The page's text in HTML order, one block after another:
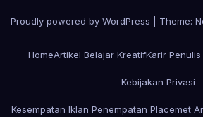
Proudly powered by WordPress Theme:
HomeArtikel Belajar KreatifKarir
Kebijakan Privasi
Kesempatan Iklan Penempatan Placemet